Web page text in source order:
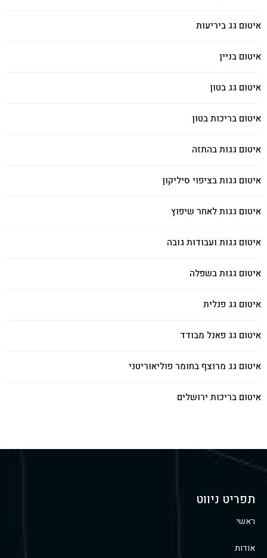
איטום גג ביריעות
איטום בניין
איטום גג בטון
איטום בריכות בטון
איטום גגות בהתזה
איטום גגות בציפוי סיליקון
איטום גגות לאחר שיפוץ
איטום גגות ועבודות גובה
איטום גגות בשפלה
איטום גג פנלית
איטום גג פאנל מבודד
איטום גג מרוצף בחומר פוליאוריטני
איטום בריכות ירושלים
תפריט ניווט
ראשי
אודות